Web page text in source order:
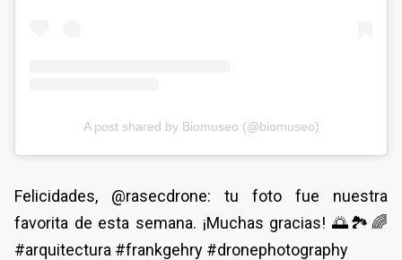
A post shared by Biomuseo (@biomuseo)
Felicidades, @rasecdrone: tu foto fue nuestra
favorita de esta semana. ¡Muchas gracias! 🌅🏞🌈
#arquitectura #frankgehry #dronephotography